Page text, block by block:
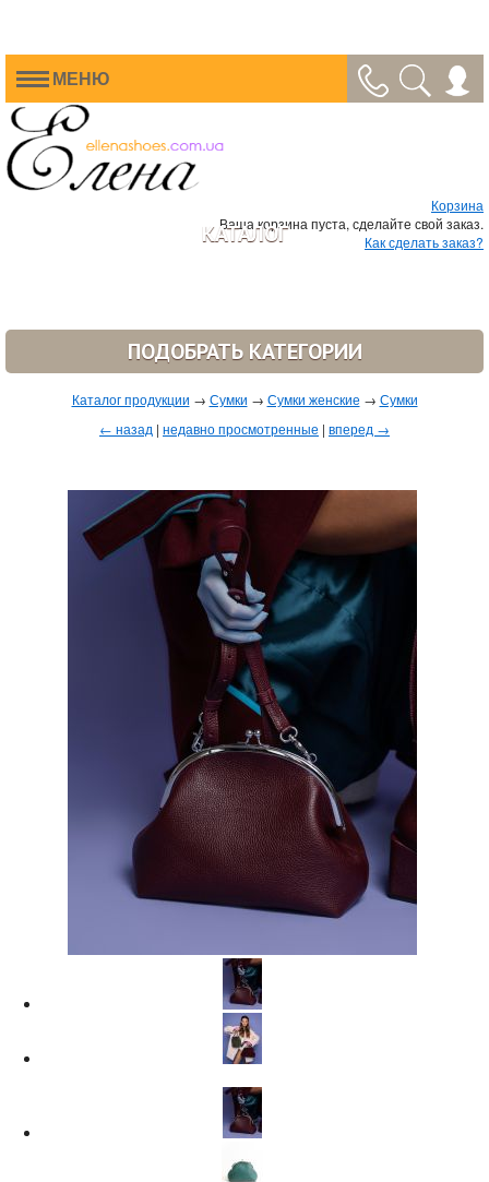
МЕНЮ
Корзина
Ваша корзина пуста, сделайте свой заказ.
Как сделать заказ?
КАТАЛОГ
ПОДОБРАТЬ КАТЕГОРИИ
Каталог продукции → Сумки → Сумки женские → Сумки
← назад | недавно просмотренные | вперед →